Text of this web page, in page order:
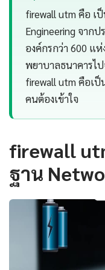
firewall utm คือ เ
Engineering จาก
องค์กรกว่า 600 แห่
พยาบาลธนาคารไ
firewall utm คือเ
คนต้องเข้าใจ
firewall
ฐาน